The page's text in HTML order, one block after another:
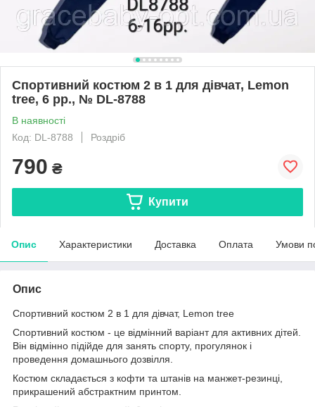
Спортивний костюм 2 в 1 для дівчат, Lemon
tree, 6 рр., № DL-8788
В наявності
Код: DL-8788
Роздріб
790 ₴
Купити
Опис Характеристики Доставка Оплата Умови
Опис
Спортивний костюм 2 в 1 для дівчат, Lemon tree
Спортивний костюм - це відмінний варіант для активних дітей.
Він відмінно підійде для занять спорту, прогулянок і
проведення домашнього дозвілля.
Костюм складається з кофти та штанів на манжет-резинці,
прикрашений абстрактним принтом.